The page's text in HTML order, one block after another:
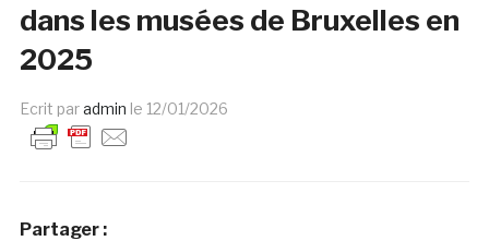
dans les musées de Bruxelles en
2025
Ecrit paradmin le 12/01/2026
Partager :